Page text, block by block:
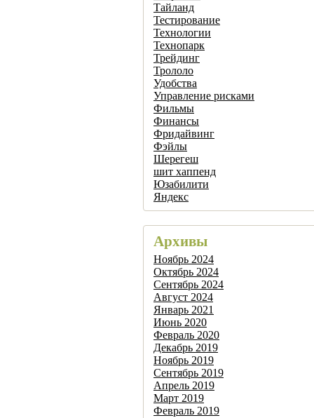
Тайланд
Тестирование
Технологии
Технопарк
Трейдинг
Трололо
Удобства
Управление рисками
Фильмы
Финансы
Фридайвинг
Фэйлы
Шерегеш
шит хаппенд
Юзабилити
Яндекс
Архивы
Ноябрь 2024
Октябрь 2024
Сентябрь 2024
Август 2024
Январь 2021
Июнь 2020
Февраль 2020
Декабрь 2019
Ноябрь 2019
Сентябрь 2019
Апрель 2019
Март 2019
Февраль 2019